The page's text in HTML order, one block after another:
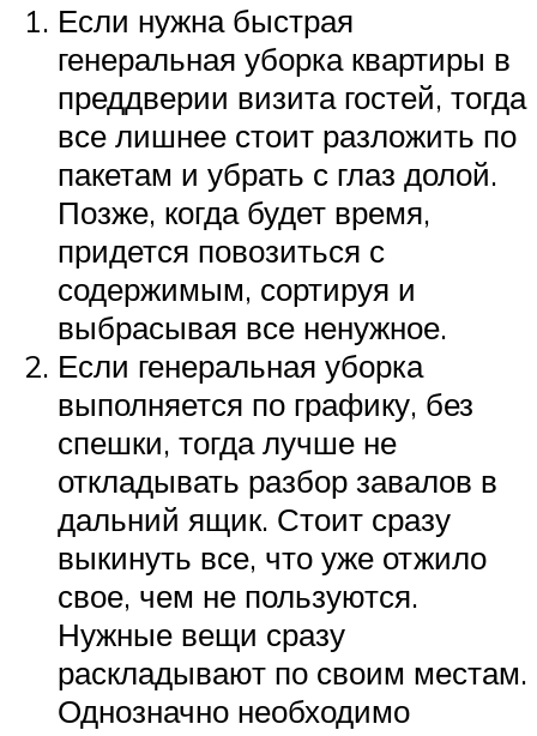
Если нужна быстрая
генеральная уборка квартиры в
преддверии визита гостей, тогда
все лишнее стоит разложить по
пакетам и убрать с глаз долой.
Позже, когда будет время,
придется повозиться с
содержимым, сортируя и
выбрасывая все ненужное.
Если генеральная уборка
выполняется по графику, без
спешки, тогда лучше не
откладывать разбор завалов в
дальний ящик. Стоит сразу
выкинуть все, что уже отжило
свое, чем не пользуются.
Нужные вещи сразу
раскладывают по своим местам.
Однозначно необходимо